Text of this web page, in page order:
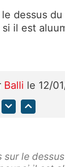
dessus
il est
Balli le 12/
sur le